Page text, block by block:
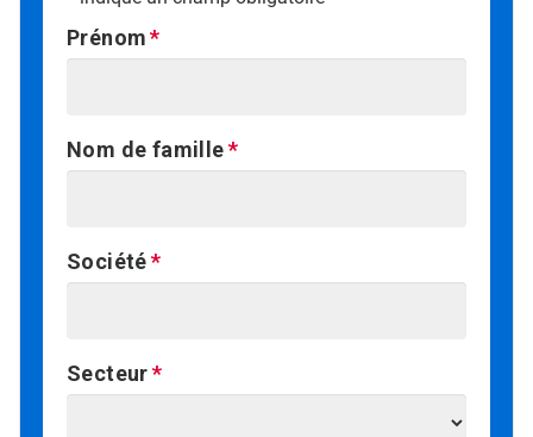
Prénom
Nom de famille
Société
Secteur